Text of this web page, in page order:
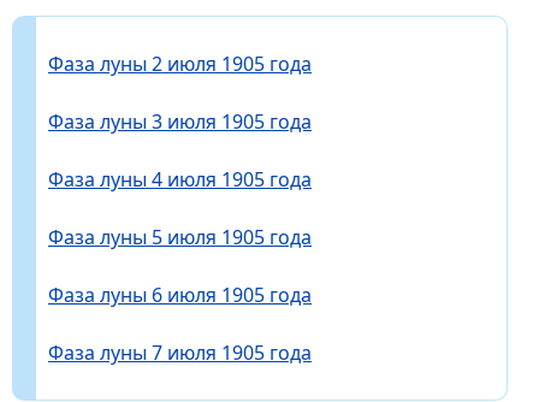
Фаза луны 2 июля 1905 года
Фаза луны 3 июля 1905 года
Фаза луны 4 июля 1905 года
Фаза луны 5 июля 1905 года
Фаза луны 6 июля 1905 года
Фаза луны 7 июля 1905 года